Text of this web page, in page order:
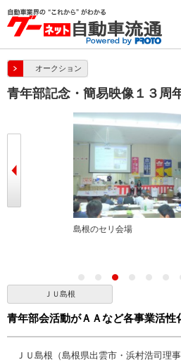
オークション
青年部記念・簡易映像１３周
手ゼリならではの活気あ
ＪＵ島根
青年部会活動がＡＡなど各事業活性
ＪＵ島根（島根県出雲市・浜村浩司理